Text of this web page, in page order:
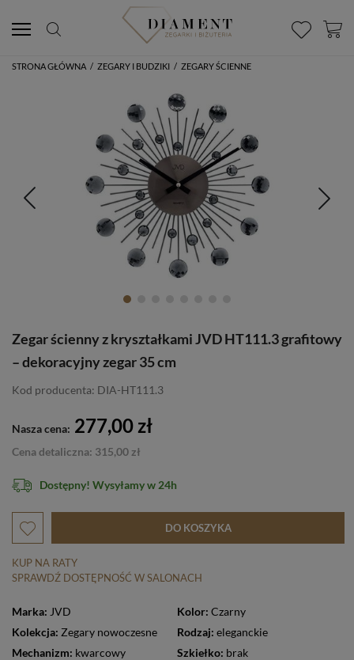
STRONA GŁÓWNA / ZEGARY I BUDZIKI / ZEGARY ŚCIENNE
Zegar ścienny z kryształkami JVD HT111.3 grafitowy
– dekoracyjny zegar 35 cm
Kod producenta: DIA-HT111.3
Nasza cena: 277,00 zł
Cena detaliczna: 315,00 zł
Dostępny! Wysyłamy w 24h
DO KOSZYKA
KUP NA RATY
SPRAWDŹ DOSTĘPNOŚĆ W SALONACH
Marka: JVD Kolor: Czarny
Kolekcja: Zegary nowoczesne Rodzaj: eleganckie
Mechanizm: kwarcowy Szkiełko: brak